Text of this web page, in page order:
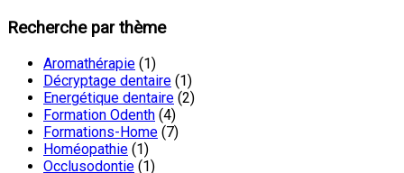
Recherche par thème
Aromathérapie (1)
Décryptage dentaire (1)
Energétique dentaire (2)
Formation Odenth (4)
Formations-Home (7)
Homéopathie (1)
Occlusodontie (1)